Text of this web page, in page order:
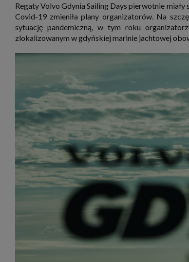
Regaty Volvo Gdynia Sailing Days pierwotnie
Covid-19 zmieniła plany organizatorów. Na
sytuację pandemiczną, w tym roku
zlokalizowanym w gdyńskiej marinie jachtowej